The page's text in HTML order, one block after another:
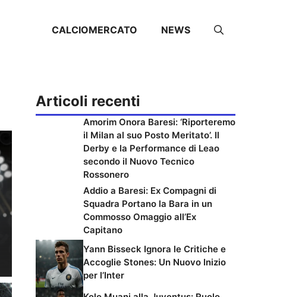
CALCIOMERCATO NEWS
Articoli recenti
Amorim Onora Baresi: ‘Riporteremo
il Milan al suo Posto Meritato’. Il
Derby e la Performance di Leao
secondo il Nuovo Tecnico
Rossonero
Addio a Baresi: Ex Compagni di
Squadra Portano la Bara in un
Commosso Omaggio all’Ex
Capitano
Yann Bisseck Ignora le Critiche e
Accoglie Stones: Un Nuovo Inizio
per l’Inter